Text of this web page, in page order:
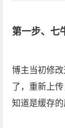
第一步、七
博主当初修
了，重新上
知道是缓存